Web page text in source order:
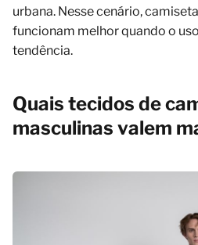
urbana. Nesse cenário,
funcionam melhor quando o
tendência.
Quais tecidos de
masculinas valem